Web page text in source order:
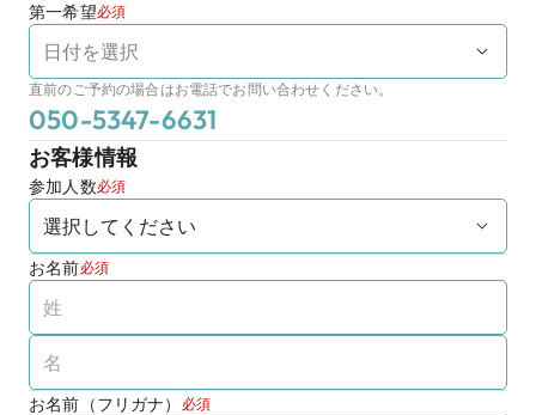
第一希望必須
直前のご予約の場合はお電話でお問い合わせください。
050-5347-6631
お客様情報
参加人数必須
お名前必須
お名前（フリガナ） 必須